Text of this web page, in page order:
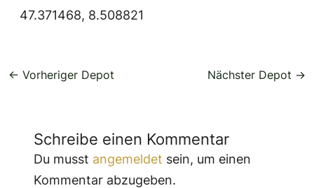
47.371468, 8.508821
← Vorheriger Depot Nächster Depot →
Schreibe einen Kommentar
Du musst angemeldet sein, um einen
Kommentar abzugeben.